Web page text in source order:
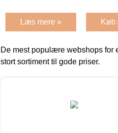
Læs mere » Køb
De mest populære webshops for
stort sortiment til gode priser.